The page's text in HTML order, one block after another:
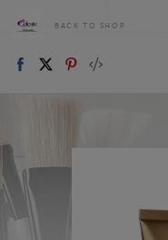
BACK TO SHOP